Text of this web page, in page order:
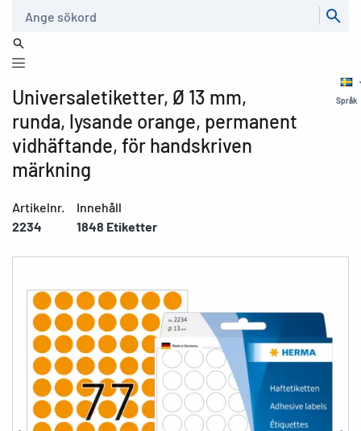
Språk
Universaletiketter, Ø 13 mm,
runda, lysande orange, permanent
vidhäftande, för handskriven
märkning
Artikelnr.
2234
Innehåll
1848 Etiketter